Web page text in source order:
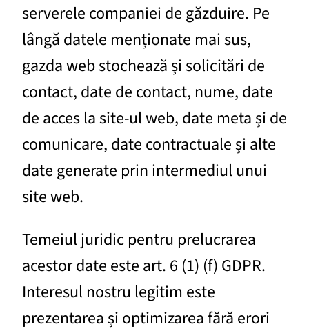
serverele companiei de găzduire. Pe
lângă datele menționate mai sus,
gazda web stochează și solicitări de
contact, date de contact, nume, date
de acces la site-ul web, date meta și de
comunicare, date contractuale și alte
date generate prin intermediul unui
site web.
Temeiul juridic pentru prelucrarea
acestor date este art. 6 (1) (f) GDPR.
Interesul nostru legitim este
prezentarea și optimizarea fără erori